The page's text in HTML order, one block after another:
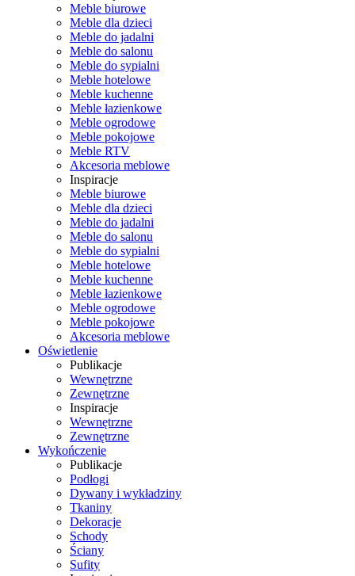
Meble biurowe
Meble dla dzieci
Meble do jadalni
Meble do salonu
Meble do sypialni
Meble hotelowe
Meble kuchenne
Meble łazienkowe
Meble ogrodowe
Meble pokojowe
Meble RTV
Akcesoria meblowe
Inspiracje
Meble biurowe
Meble dla dzieci
Meble do jadalni
Meble do salonu
Meble do sypialni
Meble hotelowe
Meble kuchenne
Meble łazienkowe
Meble ogrodowe
Meble pokojowe
Akcesoria meblowe
Oświetlenie
Publikacje
Wewnętrzne
Zewnętrzne
Inspiracje
Wewnętrzne
Zewnętrzne
Wykończenie
Publikacje
Podłogi
Dywany i wykładziny
Tkaniny
Dekoracje
Schody
Ściany
Sufity